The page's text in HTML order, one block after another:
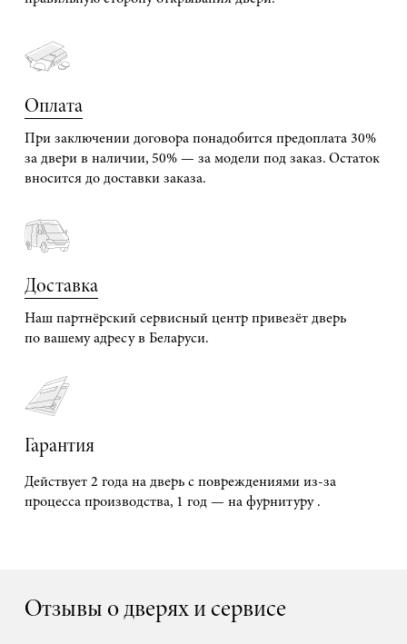
Оплата
При заключении договора понадобится предоплата 30%
за двери в наличии, 50% — за модели под заказ. Остаток
вносится до доставки заказа.
Доставка
Наш партнёрский сервисный центр привезёт дверь
по вашему адресу в Беларуси.
Гарантия
Действует 2 года на дверь с повреждениями из-за
процесса производства, 1 год — на фурнитуру .
Отзывы о дверях и сервисе